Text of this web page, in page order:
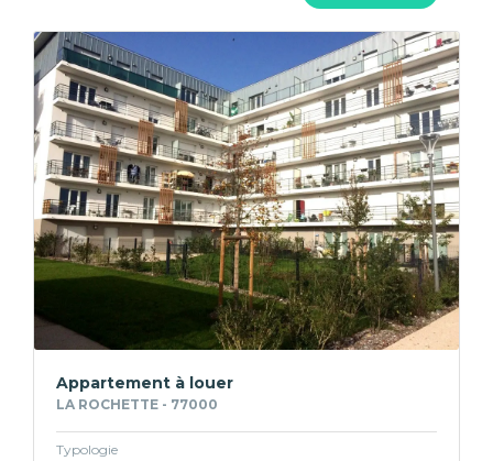
Appartement à louer
LA ROCHETTE - 77000
Typologie